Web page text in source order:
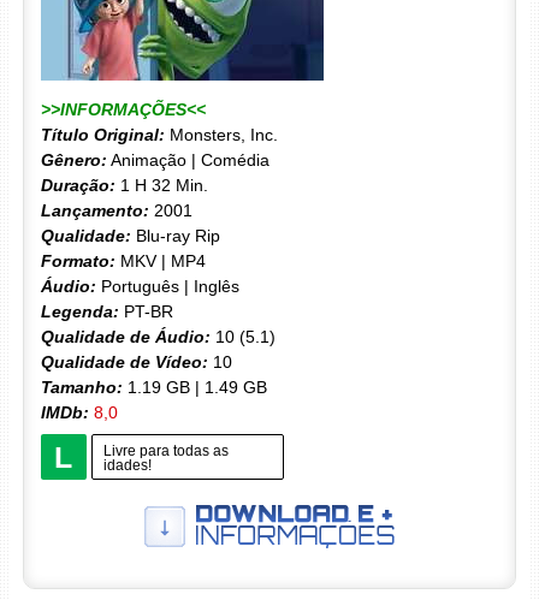
>>INFORMAÇÕES<<
Título Original: Monsters, Inc.
Gênero: Animação | Comédia
Duração: 1 H 32 Min.
Lançamento: 2001
Qualidade: Blu-ray Rip
Formato: MKV | MP4
Áudio: Português | Inglês
Legenda: PT-BR
Qualidade de Áudio: 10 (5.1)
Qualidade de Vídeo: 10
Tamanho: 1.19 GB | 1.49 GB
IMDb: 8,0
L
Livre para todas as
idades!